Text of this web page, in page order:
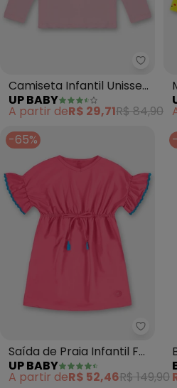
Up
Camiseta Infantil Unissex
com Fps +50 (Rosa)
UP BABY
A partir deR$ 29,71R$ 84,90
-65%
Up
Saída de Praia Infantil Fps
+50 (Rosa)
UP BABY
A partir deR$ 52,46R$ 149,90